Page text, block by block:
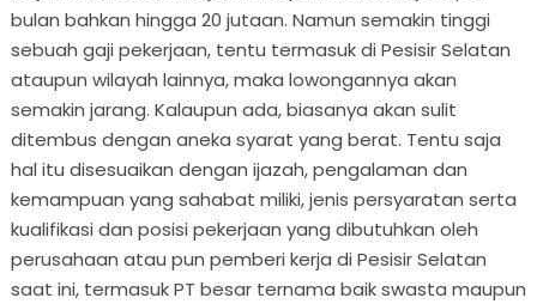
bulan bahkan hingga 20 jutaan. Namun semakin tinggi
sebuah gaji pekerjaan, tentu termasuk di Pesisir Selatan
ataupun wilayah lainnya, maka lowongannya akan
semakin jarang. Kalaupun ada, biasanya akan sulit
ditembus dengan aneka syarat yang berat. Tentu saja
hal itu disesuaikan dengan ijazah, pengalaman dan
kemampuan yang sahabat miliki, jenis persyaratan serta
kualifikasi dan posisi pekerjaan yang dibutuhkan oleh
perusahaan atau pun pemberi kerja di Pesisir Selatan
saat ini, termasuk PT besar ternama baik swasta maupun